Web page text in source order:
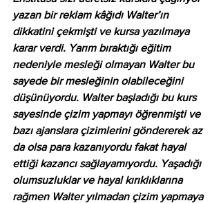
yazan bir reklam kâğıdı Walter’ın
dikkatini çekmişti ve kursa yazılmaya
karar verdi. Yarım bıraktığı eğitim
nedeniyle mesleği olmayan Walter bu
sayede bir mesleğinin olabileceğini
düşünüyordu. Walter başladığı bu kurs
sayesinde çizim yapmayı öğrenmişti ve
bazı ajanslara çizimlerini göndererek az
da olsa para kazanıyordu fakat hayal
ettiği kazancı sağlayamıyordu. Yaşadığı
olumsuzluklar ve hayal kırıklıklarına
rağmen Walter yılmadan çizim yapmaya